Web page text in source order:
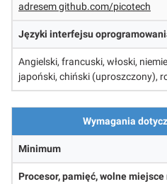
adresem github.com/picotech
Języki interfejsu
Angielski, francuski, włoski,
japoński, chiński (uproszczony),
Wymagania
Minimum
Procesor, pamięć, wolne miejsce